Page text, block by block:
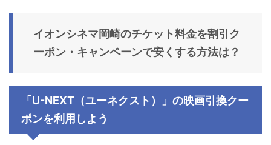
イオンシネマ岡崎のチケット料金を割引ク
ーポン・キャンペーンで安くする方法は？
「U-NEXT（ユーネクスト）」の映画引換クー
ポンを利用しよう